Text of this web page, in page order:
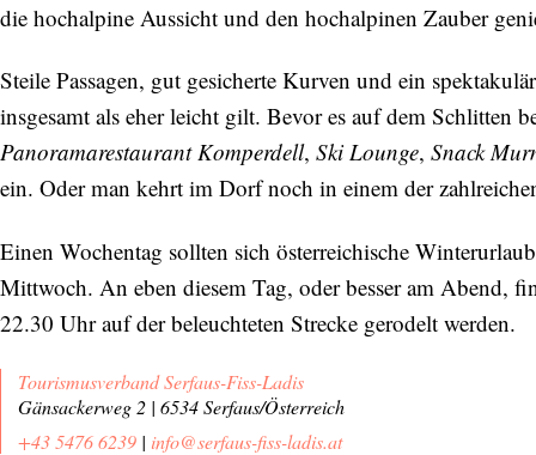
die hochalpine Aussicht und den hochalpinen Zauber
Steile Passagen, gut gesicherte Kurven und ein
insgesamt als eher leicht gilt. Bevor es auf dem Schlitten
Panoramarestaurant Komperdell, Ski Lounge, Snack
ein. Oder man kehrt im Dorf noch in einem der
Einen Wochentag sollten sich österreichische
Mittwoch. An eben diesem Tag, oder besser am Abend,
22.30 Uhr auf der beleuchteten Strecke gerodelt werden.
Tourismusverband Serfaus-Fiss-Ladis
Gänsackerweg 2 | 6534 Serfaus/Österreich
+43 5476 6239 | info@serfaus-fiss-ladis.at